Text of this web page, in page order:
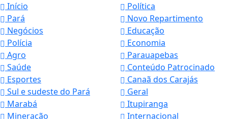
Início
Política
Pará
Novo Repartimento
Negócios
Educação
Polícia
Economia
Agro
Parauapebas
Saúde
Conteúdo Patrocinado
Esportes
Canaã dos Carajás
Sul e sudeste do Pará
Geral
Marabá
Itupiranga
Mineração
Internacional